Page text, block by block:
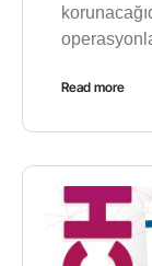
Read more